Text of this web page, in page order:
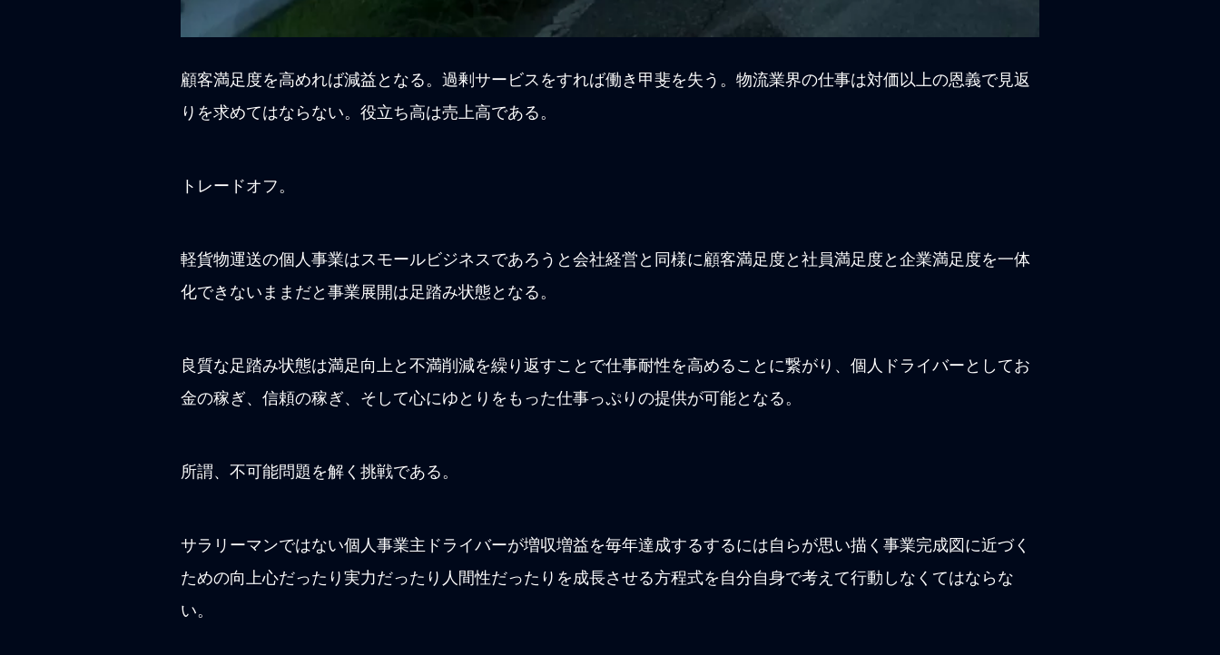
顧客満足度を高めれば減益となる。過剰サービスをすれば働き甲斐を失う。物流業界の仕事は対価以上の恩義で見返
りを求めてはならない。役立ち高は売上高である。
トレードオフ。
軽貨物運送の個人事業はスモールビジネスであろうと会社経営と同様に顧客満足度と社員満足度と企業満足度を一体
化できないままだと事業展開は足踏み状態となる。
良質な足踏み状態は満足向上と不満削減を繰り返すことで仕事耐性を高めることに繋がり、個人ドライバーとしてお
金の稼ぎ、信頼の稼ぎ、そして心にゆとりをもった仕事っぷりの提供が可能となる。
所謂、不可能問題を解く挑戦である。
サラリーマンではない個人事業主ドライバーが増収増益を毎年達成するするには自らが思い描く事業完成図に近づく
ための向上心だったり実力だったり人間性だったりを成長させる方程式を自分自身で考えて行動しなくてはならな
い。